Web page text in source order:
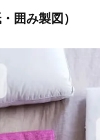
囲み製図）